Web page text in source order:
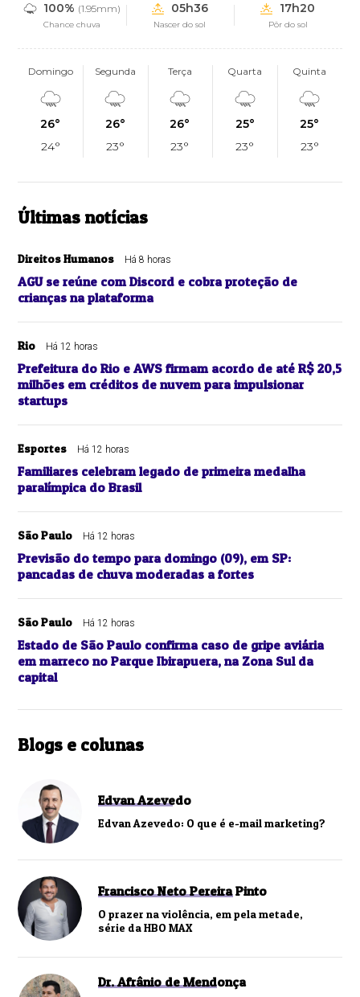
100% (1.95mm)
Chance chuva
05h36
Nascer do sol
17h20
Pôr do sol
Domingo
26°
24°
Segunda
26°
23°
Terça
26°
23°
Quarta
25°
23°
Quinta
25°
23°
Últimas notícias
Direitos Humanos Há 8 horas
AGU se reúne com Discord e cobra proteção de
crianças na plataforma
Rio Há 12 horas
Prefeitura do Rio e AWS firmam acordo de até R$ 20,5
milhões em créditos de nuvem para impulsionar
startups
Esportes Há 12 horas
Familiares celebram legado de primeira medalha
paralímpica do Brasil
São Paulo Há 12 horas
Previsão do tempo para domingo (09), em SP:
pancadas de chuva moderadas a fortes
São Paulo Há 12 horas
Estado de São Paulo confirma caso de gripe aviária
em marreco no Parque Ibirapuera, na Zona Sul da
capital
Blogs e colunas
Edvan Azevedo
Edvan Azevedo: O que é e-mail marketing?
Francisco Neto Pereira Pinto
O prazer na violência, em pela metade,
série da HBO MAX
Dr. Afrânio de Mendonça